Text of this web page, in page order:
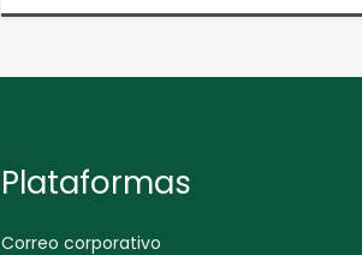
Plataformas
Correo corporativo